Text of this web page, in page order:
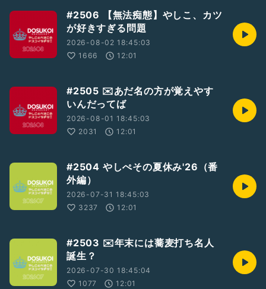
#2506 【無法痴態】やしこ、カツ
が好きすぎる問題
2026-08-02 18:45:03
1666
12:01
#2505 ✉️あだ名の方が覚えやす
いんだってば
2026-08-01 18:45:03
2031
12:01
#2504 やしぺその夏休み'26（番
外編）
2026-07-31 18:45:03
3237
12:01
#2503 ✉️年末には蕎麦打ち名人
誕生？
2026-07-30 18:45:04
1077
12:01